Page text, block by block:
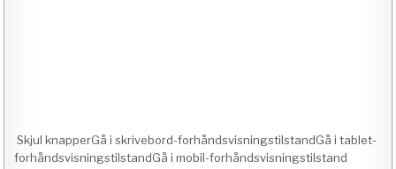
Skjul knapperGå i skrivebord-forhåndsvisningstilstandGå i tablet-
forhåndsvisningstilstandGå i mobil-forhåndsvisningstilstand